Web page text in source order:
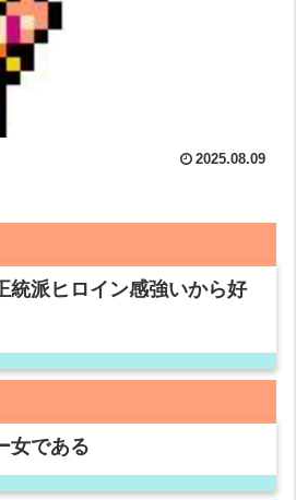
2025.08.09
統派ヒロイン感強いから好
女である